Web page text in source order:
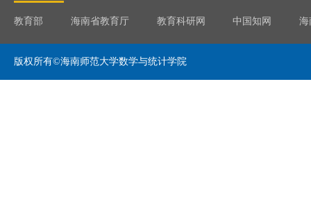
教育部 海南省教育厅 教育科研网 中国知网 海
版权所有©海南师范大学数学与统计学院